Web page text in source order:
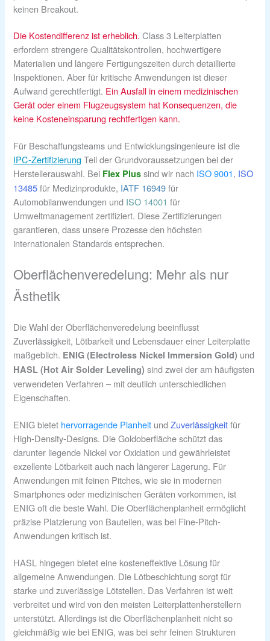
keinen Breakout.
Die Kostendifferenz ist erheblich. Class 3 Leiterplatten
erfordern strengere Qualitätskontrollen, hochwertigere
Materialien und längere Fertigungszeiten durch detaillierte
Inspektionen. Aber für kritische Anwendungen ist dieser
Aufwand gerechtfertigt. Ein Ausfall in einem medizinischen
Gerät oder einem Flugzeugsystem hat Konsequenzen, die
keine Kosteneinsparung rechtfertigen kann.
Für Beschaffungsteams und Entwicklungsingenieure ist die
IPC-ZertifizierungTeil der Grundvoraussetzungen bei der
Herstellerauswahl. Bei Flex Plus sind wir nach ISO 9001, ISO
13485für Medizinprodukte, IATF 16949für
Automobilanwendungen und ISO 14001 für
Umweltmanagement zertifiziert. Diese Zertifizierungen
garantieren, dass unsere Prozesse den höchsten
internationalen Standards entsprechen.
Oberflächenveredelung: Mehr als nur
Ästhetik
Die Wahl der Oberflächenveredelung beeinflusst
Zuverlässigkeit, Lötbarkeit und Lebensdauer einer Leiterplatte
maßgeblich. ENIG (Electroless Nickel Immersion Gold) und
HASL (Hot Air Solder Leveling) sind zwei der am häufigsten
verwendeten Verfahren – mit deutlich unterschiedlichen
Eigenschaften.
ENIG bietet hervorragende Planheit undZuverlässigkeitfür
High-Density-Designs. Die Goldoberfläche schützt das
darunter liegende Nickel vor Oxidation und gewährleistet
exzellente Lötbarkeit auch nach längerer Lagerung. Für
Anwendungen mit feinen Pitches, wie sie in modernen
Smartphones oder medizinischen Geräten vorkommen, ist
ENIG oft die beste Wahl. Die Oberflächenplanheit ermöglicht
präzise Platzierung von Bauteilen, was bei Fine-Pitch-
Anwendungen kritisch ist.
HASL hingegen bietet eine kosteneffektive Lösung für
allgemeine Anwendungen. Die Lötbeschichtung sorgt für
starke und zuverlässige Lötstellen. Das Verfahren ist weit
verbreitet und wird von den meisten Leiterplattenherstellern
unterstützt. Allerdings ist die Oberflächenplanheit nicht so
gleichmäßig wie bei ENIG, was bei sehr feinen Strukturen